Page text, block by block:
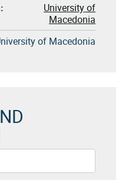
University of
Macedonia
of Macedonia